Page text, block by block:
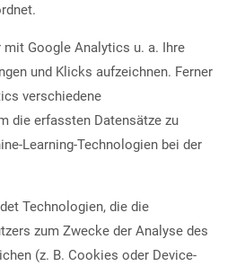
mit Google Analytics u. a. Ihre
und Klicks aufzeichnen. Ferner
verschiedene
die erfassten Datensätze zu
Learning-Technologien bei der
Technologien, die die
zum Zwecke der Analyse des
(z. B. Cookies oder Device-